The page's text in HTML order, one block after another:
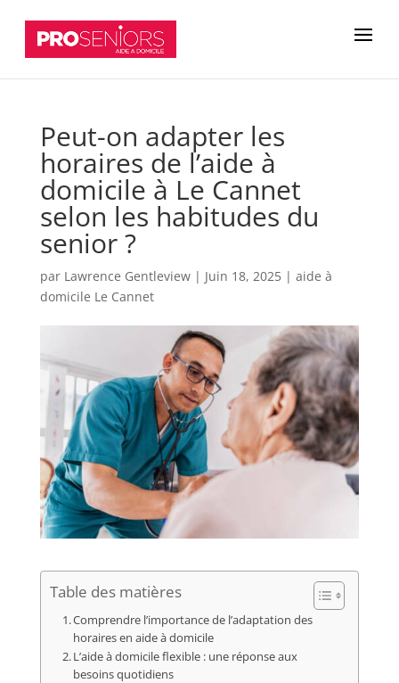
Peut-on adapter les
horaires de l’aide à
domicile à Le Cannet
selon les habitudes du
senior ?
par Lawrence Gentleview| Juin 18, 2025| aide à
domicile Le Cannet
Table des matières
Comprendre l’importance de l’adaptation des
horaires en aide à domicile
L’aide à domicile flexible : une réponse aux
besoins quotidiens